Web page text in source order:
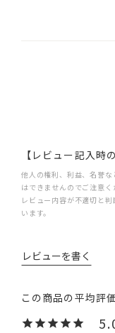
【レビュー記入時
他人の権利、利益、名誉
はできませんのでご注意く
レビュー内容が不適切と
います。
レビューを書く